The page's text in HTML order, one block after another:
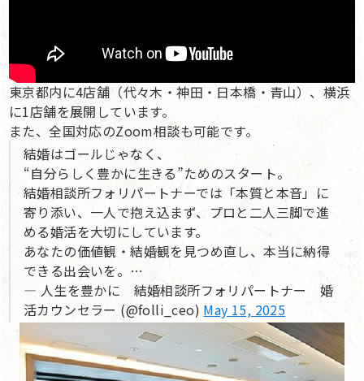
東京都内に4店舗（代々木・神田・日本橋・青山）、横浜
に1店舗を展開しています。
また、全国対応のZoom相談も可能です。
結婚はゴールじゃなく、
“自分らしく豊かに生きる”ためのスタート。
結婚相談所フォリパートナーでは「本質と本音」に
寄り添い、一人で抱え込まず、プロと二人三脚で進
める婚活を大切にしています。
あなたの価値観・結婚観を見つめ直し、本当に納得
できる出会いを。…
— 人生を豊かに 結婚相談所フォリパートナー 婚
活カウンセラー (@folli_ceo) May 15, 2025